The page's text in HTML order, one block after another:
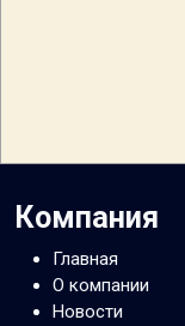
Компания
Главная
О компании
Новости